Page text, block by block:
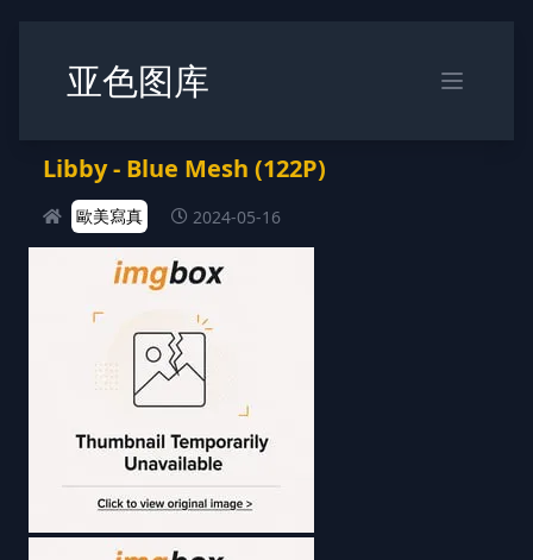
亚色图库
Libby - Blue Mesh (122P)
歐美寫真 2024-05-16